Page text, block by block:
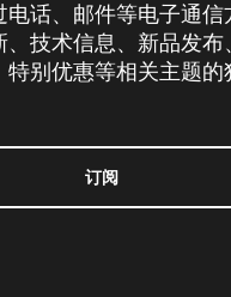
电话、邮件等电子通信
、技术信息、新品发
特别优惠等相关主题的
订阅